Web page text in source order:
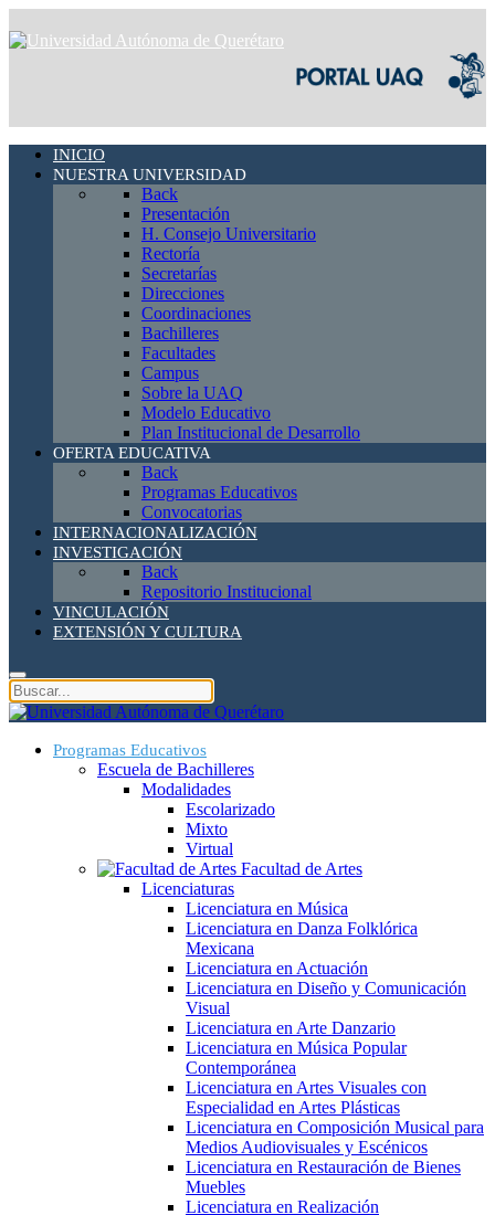
INICIO
NUESTRA UNIVERSIDAD
Back
Presentación
H. Consejo Universitario
Rectoría
Secretarías
Direcciones
Coordinaciones
Bachilleres
Facultades
Campus
Sobre la UAQ
Modelo Educativo
Plan Institucional de Desarrollo
OFERTA EDUCATIVA
Back
Programas Educativos
Convocatorias
INTERNACIONALIZACIÓN
INVESTIGACIÓN
Back
Repositorio Institucional
VINCULACIÓN
EXTENSIÓN Y CULTURA
Programas Educativos
Escuela de Bachilleres
Modalidades
Escolarizado
Mixto
Virtual
Facultad de Artes
Licenciaturas
Licenciatura en Música
Licenciatura en Danza Folklórica
Mexicana
Licenciatura en Actuación
Licenciatura en Diseño y Comunicación
Visual
Licenciatura en Arte Danzario
Licenciatura en Música Popular
Contemporánea
Licenciatura en Artes Visuales con
Especialidad en Artes Plásticas
Licenciatura en Composición Musical para
Medios Audiovisuales y Escénicos
Licenciatura en Restauración de Bienes
Muebles
Licenciatura en Realización